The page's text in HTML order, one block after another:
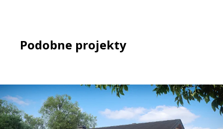
Podobne projekty